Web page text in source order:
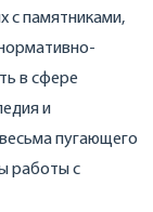
с памятниками,
в сфере
и
пугающего
работы с